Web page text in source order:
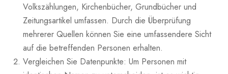
Volkszählungen, Kirchenbücher, Grundbücher und
Zeitungsartikel umfassen. Durch die Überprüfung
mehrerer Quellen können Sie eine umfassendere Sicht
auf die betreffenden Personen erhalten.
Vergleichen Sie Datenpunkte: Um Personen mit